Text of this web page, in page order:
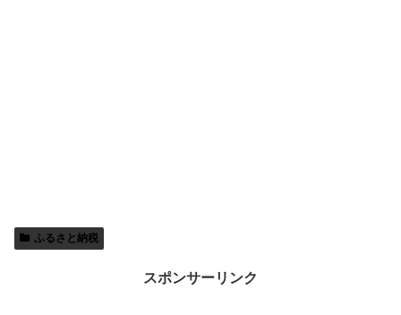
ふるさと納税
スポンサーリンク